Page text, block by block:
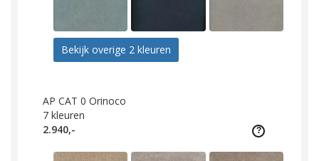
Bekijk overige 2 kleuren
AP CAT 0 Orinoco
7 kleuren
2.940,-